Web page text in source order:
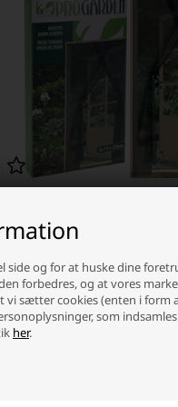
side og for at huske dine
forbedres, og at vores
vi sætter cookies (enten i form
som
her.
stk., Sort
DKK
På lager - Afsendes i morgen